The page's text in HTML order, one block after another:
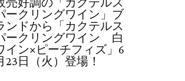
ークリングワイン」ブ
ンドから「カクテルス
ークリングワイン 白
イン×ピーチフィズ」6
23日（火）登場！